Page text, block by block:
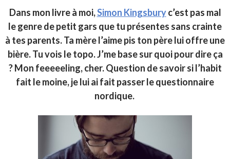
Dans mon livre à moi,Simon Kingsburyc’est pas mal
le genre de petit gars que tu présentes sans crainte
à tes parents. Ta mère l’aime pis ton père lui offre une
bière. Tu vois le topo. J’me base sur quoi pour dire ça
? Mon feeeeeling, cher. Question de savoir si l’habit
fait le moine, je lui ai fait passer le questionnaire
nordique.